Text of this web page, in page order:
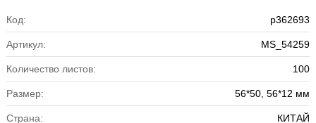
Код: р362693
Артикул: MS_54259
Количество листов: 100
Размер: 56*50, 56*12 мм
Страна: КИТАЙ